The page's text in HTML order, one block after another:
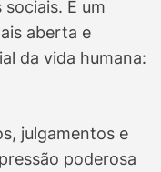
É um
aberta e
da vida humana:
julgamentos e
poderosa